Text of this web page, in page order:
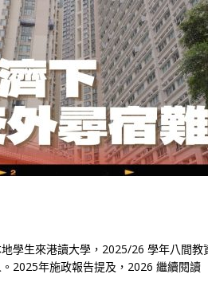
學生來港讀大學，2025/26 學年八間教
2025年施政報告提及，2026 繼續閱讀